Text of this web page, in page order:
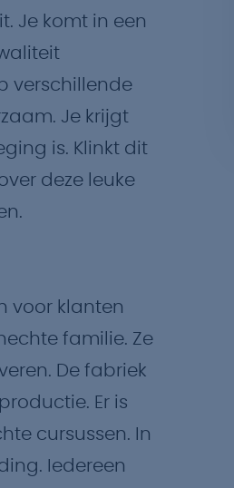
Je komt in een
verschillende
Je krijgt
is. Klinkt dit
deze leuke
voor klanten
familie. Ze
De fabriek
Er is
cursussen. In
Iedereen